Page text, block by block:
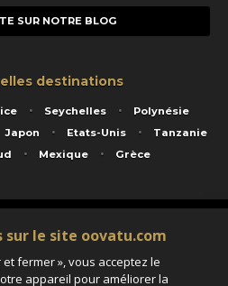
SUR NOTRE BLOG
destinations
Seychelles
Polynésie
Japon Etats-Unis
Tanzanie
Mexique Grèce
22 rue Georges Picquart 75017 Paris - S.A.S
Paris B 423 671 973 - Code APE 7911Z
Garantie financière Groupama - Agrément IATA
et professionnelle HISCOX RCP0081066
sur le site oovatu.com
fermer », vous acceptez le
appareil pour améliorer la